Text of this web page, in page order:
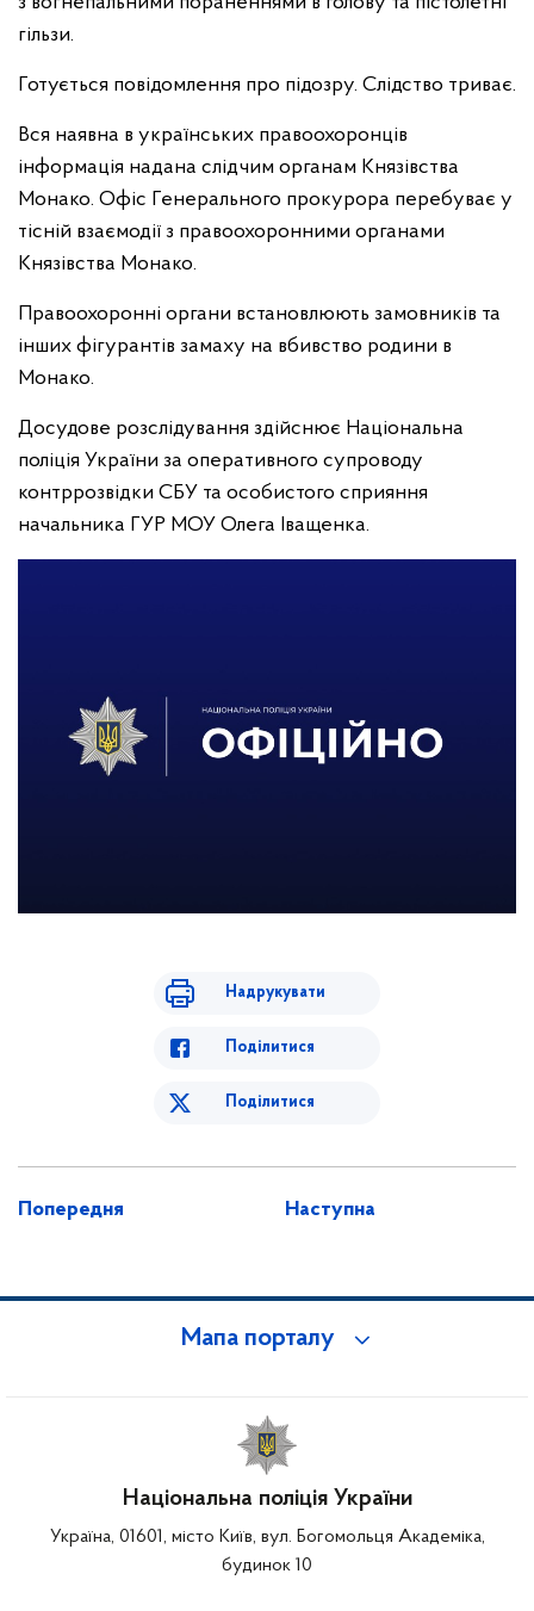
гільзи.
Готується повідомлення про підозру. Слідство триває.
Вся наявна в українських правоохоронців
інформація надана слідчим органам Князівства
Монако. Офіс Генерального прокурора перебуває у
тісній взаємодії з правоохоронними органами
Князівства Монако.
Правоохоронні органи встановлюють замовників та
інших фігурантів замаху на вбивство родини в
Монако.
Досудове розслідування здійснює Національна
поліція України за оперативного супроводу
контррозвідки СБУ та особистого сприяння
начальника ГУР МОУ Олега Іващенка.
Надрукувати
Поділитися
Поділитися
Попередня Наступна
Мапа порталу
Національна поліція України
Україна, 01601, місто Київ, вул. Богомольця Академіка,
будинок 10